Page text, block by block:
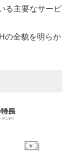
る主要なサービ
の全貌を明らか